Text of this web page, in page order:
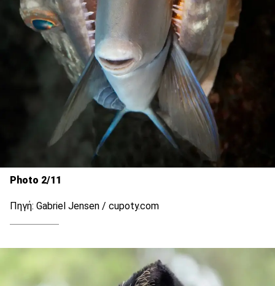
Photo 2/11
Πηγή: Gabriel Jensen / cupoty.com